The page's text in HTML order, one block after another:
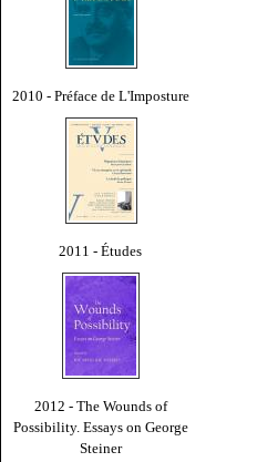
2010 - Préface de L'Imposture
2011 - Études
2012 - The Wounds of
Possibility. Essays on George
Steiner